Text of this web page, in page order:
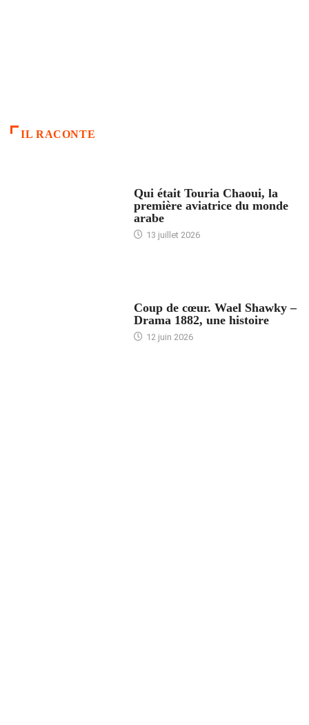
IL RACONTE
Qui était Touria Chaoui, la
première aviatrice du monde
arabe
13 juillet 2026
Coup de cœur. Wael Shawky –
Drama 1882, une histoire
12 juin 2026